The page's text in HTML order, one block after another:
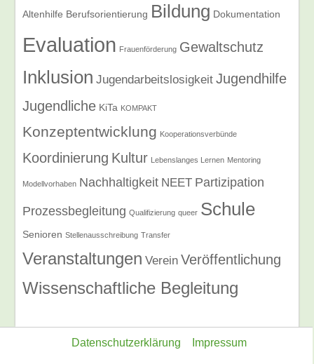
Altenhilfe Berufsorientierung Bildung Dokumentation
Evaluation Frauenförderung Gewaltschutz
Inklusion Jugendarbeitslosigkeit Jugendhilfe
Jugendliche KiTa KOMPAKT
Konzeptentwicklung Kooperationsverbünde
Koordinierung Kultur Lebenslanges Lernen Mentoring
Modellvorhaben Nachhaltigkeit NEET Partizipation
Prozessbegleitung Qualifizierung queer Schule
Senioren Stellenausschreibung Transfer
Veranstaltungen Verein Veröffentlichung
Wissenschaftliche Begleitung
Datenschutzerklärung Impressum